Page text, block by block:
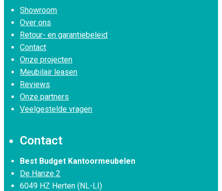
Showroom
Over ons
Retour- en garantiebeleid
Contact
Onze projecten
Meubilair leasen
Reviews
Onze partners
Veelgestelde vragen
Contact
Best Budget Kantoormeubelen
De Hanze 2
6049 HZ Herten (NL-LI)